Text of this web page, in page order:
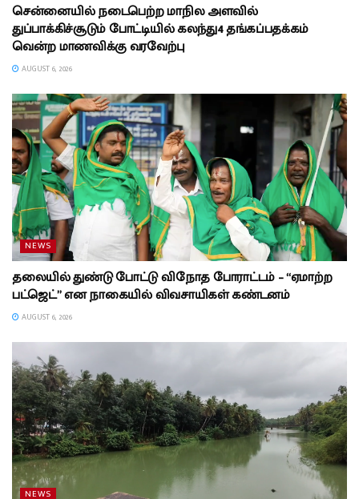
சென்னையில் நடைபெற்ற மாநில அளவில்
துப்பாக்கிச்சூடும் போட்டியில் கலந்து4 தங்கப்பதக்கம்
வென்ற மாணவிக்கு வரவேற்பு
AUGUST 6, 2026
NEWS
தலையில் துண்டு போட்டு விநோத போராட்டம் – “ஏமாற்ற
பட்ஜெட்” என நாகையில் விவசாயிகள் கண்டனம்
AUGUST 6, 2026
NEWS